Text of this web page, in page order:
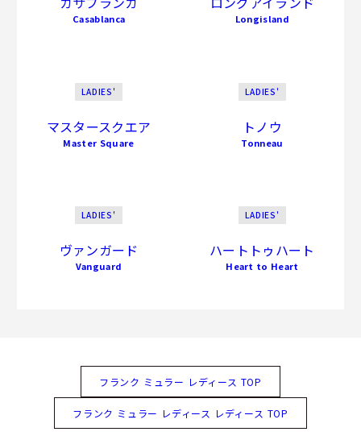
Casablanca Longisland
LADIES'
マスタースクエア
Master Square
LADIES'
トノウ
Tonneau
LADIES'
ヴァンガード
Vanguard
LADIES'
ハートトゥハート
Heart to Heart
フランク ミュラー レディース TOP
フランク ミュラー レディース レディース TOP